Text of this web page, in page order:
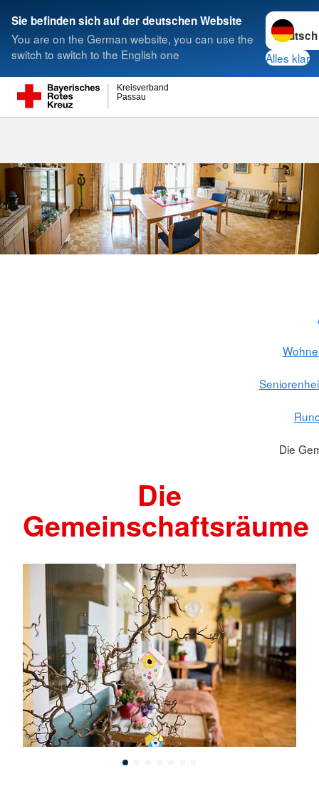
Sie befinden sich auf der deutschen Website
You are on the German website, you can use the
switch to switch to the English one
Sprache
Alles klar
Passau
Kreisverband
Suche
Die
Die
Gemeinschaftsräume